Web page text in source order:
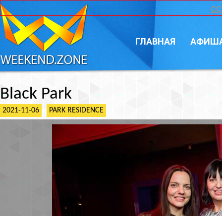
ГЛАВНАЯ
Black Park
2021-11-06 PARK RESIDENCE